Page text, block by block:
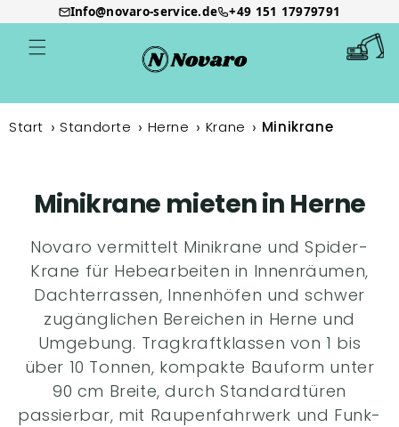
Direkt
zum
Inhalt
Info@novaro-service.de +49 151 17979791
Start Standorte Herne Krane Minikrane
Minikrane mieten in Herne
Novaro vermittelt Minikrane und Spider-
Krane für Hebearbeiten in Innenräumen,
Dachterrassen, Innenhöfen und schwer
zugänglichen Bereichen in Herne und
Umgebung. Tragkraftklassen von 1 bis
über 10 Tonnen, kompakte Bauform unter
90 cm Breite, durch Standardtüren
passierbar, mit Raupenfahrwerk und Funk-